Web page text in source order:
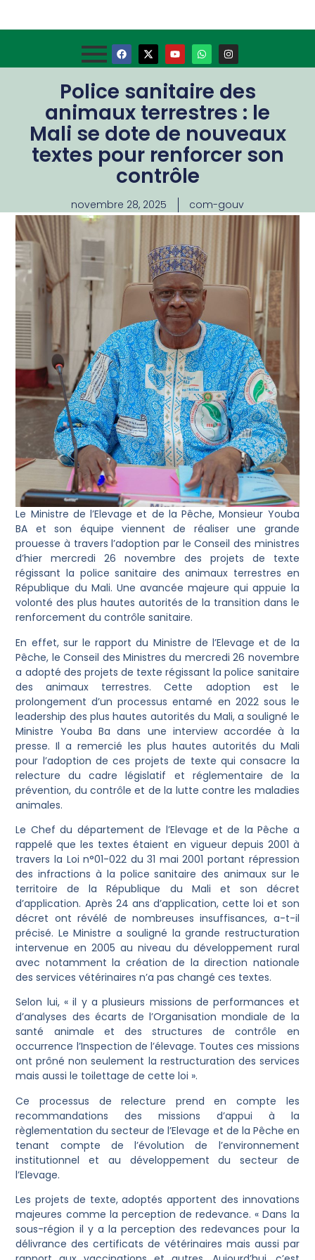
Police sanitaire des
animaux terrestres : le
Mali se dote de nouveaux
textes pour renforcer son
contrôle
novembre 28, 2025 com-gouv
Le Ministre de l’Elevage et de la Pêche, Monsieur Youba
BA et son équipe viennent de réaliser une grande
prouesse à travers l’adoption par le Conseil des ministres
d’hier mercredi 26 novembre des projets de texte
régissant la police sanitaire des animaux terrestres en
République du Mali. Une avancée majeure qui appuie la
volonté des plus hautes autorités de la transition dans le
renforcement du contrôle sanitaire.
En effet, sur le rapport du Ministre de l’Elevage et de la
Pêche, le Conseil des Ministres du mercredi 26 novembre
a adopté des projets de texte régissant la police sanitaire
des animaux terrestres. Cette adoption est le
prolongement d’un processus entamé en 2022 sous le
leadership des plus hautes autorités du Mali, a souligné le
Ministre Youba Ba dans une interview accordée à la
presse. Il a remercié les plus hautes autorités du Mali
pour l’adoption de ces projets de texte qui consacre la
relecture du cadre législatif et réglementaire de la
prévention, du contrôle et de la lutte contre les maladies
animales.
Le Chef du département de l’Elevage et de la Pêche a
rappelé que les textes étaient en vigueur depuis 2001 à
travers la Loi n°01-022 du 31 mai 2001 portant répression
des infractions à la police sanitaire des animaux sur le
territoire de la République du Mali et son décret
d’application. Après 24 ans d’application, cette loi et son
décret ont révélé de nombreuses insuffisances, a-t-il
précisé. Le Ministre a souligné la grande restructuration
intervenue en 2005 au niveau du développement rural
avec notamment la création de la direction nationale
des services vétérinaires n’a pas changé ces textes.
Selon lui, « il y a plusieurs missions de performances et
d’analyses des écarts de l’Organisation mondiale de la
santé animale et des structures de contrôle en
occurrence l’Inspection de l’élevage. Toutes ces missions
ont prôné non seulement la restructuration des services
mais aussi le toilettage de cette loi ».
Ce processus de relecture prend en compte les
recommandations des missions d’appui à la
règlementation du secteur de l’Elevage et de la Pêche en
tenant compte de l’évolution de l’environnement
institutionnel et au développement du secteur de
l’Elevage.
Les projets de texte, adoptés apportent des innovations
majeures comme la perception de redevance. « Dans la
sous-région il y a la perception des redevances pour la
délivrance des certificats de vétérinaires mais aussi par